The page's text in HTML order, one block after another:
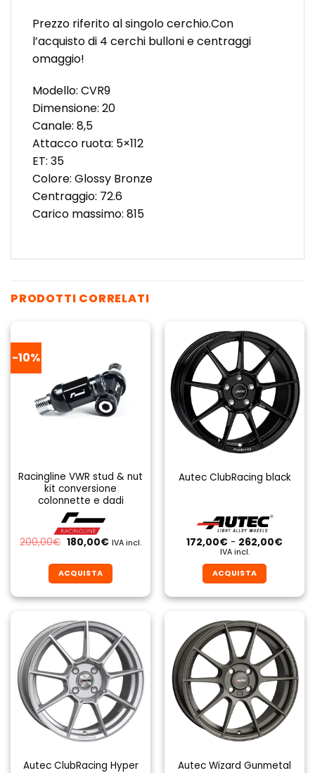
Prezzo riferito al singolo cerchio.Con
l’acquisto di 4 cerchi bulloni e centraggi
omaggio!
Modello: CVR9
Dimensione: 20
Canale: 8,5
Attacco ruota: 5×112
ET: 35
Colore: Glossy Bronze
Centraggio: 72.6
Carico massimo: 815
PRODOTTI CORRELATI
-10%
Racingline VWR stud & nut
kit conversione
colonnette e dadi
200,00€ Il
prezzo
era:
200,00€.
180,00€Il
è:
180,00€.
IVA incl.
ACQUISTA
prodotto
ha
più
varianti.
Le
opzioni
possono
essere
scelte
nella
del
Autec ClubRacing black
172,00€ - 262,00€Fascia
IVA incl.
ACQUISTA
prodotto
ha
più
varianti.
Le
opzioni
possono
essere
scelte
nella
del
Autec ClubRacing Hyper
Autec Wizard Gunmetal